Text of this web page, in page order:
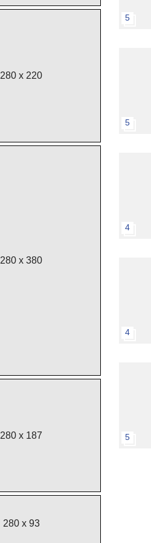
280 x 220
280 x 380
280 x 187
280 x 93
5
5
4
4
5